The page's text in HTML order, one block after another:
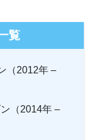
覧
（2012年 –
（2014年 –